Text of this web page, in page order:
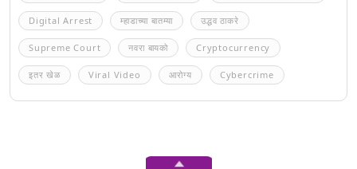
Digital Arrest म्हाडाच्या बातम्या उद्धव ठाकरे
Supreme Court नवरा बायको Cryptocurrency
इतर खेळ Viral Video आरोग्य Cybercrime